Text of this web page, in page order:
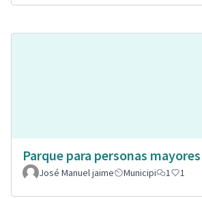
Parque para personas mayores
José Manuel jaime
Municipi 1 1